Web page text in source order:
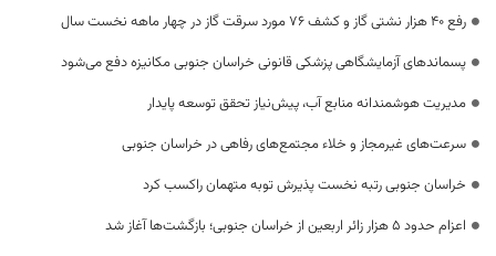
رفع 40 هزار نشتی گاز و کشف 76 مورد سرقت گاز در چهار ماهه نخست سال
پسماندهای آزمایشگاهی پزشکی قانونی خراسان جنوبی مکانیزه دفع می‌شود
مدیریت هوشمندانه منابع آب، پیش‌نیاز تحقق توسعه پایدار
سرعت‌های غیرمجاز و خلاء مجتمع‌های رفاهی در خراسان جنوبی
خراسان جنوبی رتبه نخست پذیرش توبه متهمان راکسب کرد
اعزام حدود 5 هزار زائر اربعین از خراسان جنوبی؛ بازگشت‌ها آغاز شد